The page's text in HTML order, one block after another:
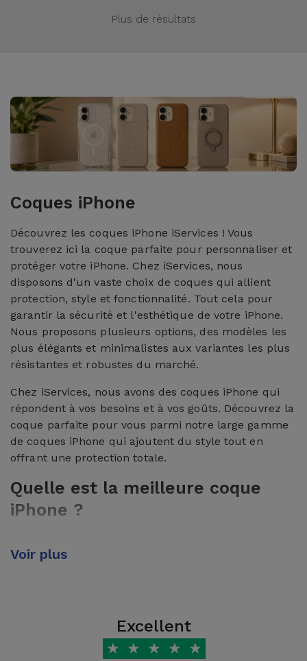
Plus de résultats
Coques iPhone
Découvrez les coques iPhone iServices ! Vous
trouverez ici la coque parfaite pour personnaliser et
protéger votre iPhone. Chez iServices, nous
disposons d'un vaste choix de coques qui allient
protection, style et fonctionnalité. Tout cela pour
garantir la sécurité et l'esthétique de votre iPhone.
Nous proposons plusieurs options, des modèles les
plus élégants et minimalistes aux variantes les plus
résistantes et robustes du marché.
Chez iServices, nous avons des coques iPhone qui
répondent à vos besoins et à vos goûts. Découvrez la
coque parfaite pour vous parmi notre large gamme
de coques iPhone qui ajoutent du style tout en
offrant une protection totale.
Quelle est la meilleure coque
iPhone ?
routine et de vos goûts personnels. Vous pouvez
Si vous êtes fan de couleurs, chez iServices vous
trouverez un large choix de
coques en silicone pour
Voir plus
Excellent
★ ★ ★ ★ ★